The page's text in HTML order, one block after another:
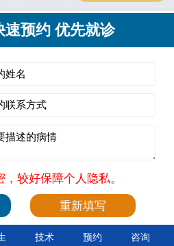
速预约 优先就诊
较好保障个人隐私。
技术 预约 咨询